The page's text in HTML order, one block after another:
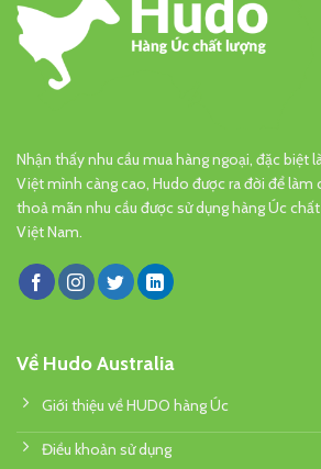
Nhận thấy nhu cầu mua hàng ngoại, đặc biệt
Việt mình càng cao, Hudo được ra đời để làm
thoả mãn nhu cầu được sử dụng hàng Úc
Việt Nam.
Về Hudo Australia
Giới thiệu về HUDO hàng Úc
Điều khoản sử dụng